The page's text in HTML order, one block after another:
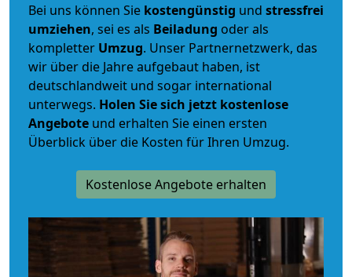
Bei uns können Sie kostengünstig und stressfrei
umziehen, sei es als Beiladung oder als
kompletter Umzug. Unser Partnernetzwerk, das
wir über die Jahre aufgebaut haben, ist
deutschlandweit und sogar international
unterwegs. Holen Sie sich jetzt kostenlose
Angebote und erhalten Sie einen ersten
Überblick über die Kosten für Ihren Umzug.
Kostenlose Angebote erhalten